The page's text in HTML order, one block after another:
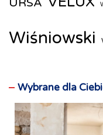
Wiśniowski
Wybrane dla